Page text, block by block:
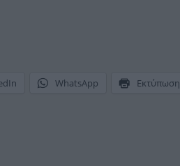
WhatsApp Εκτύπωση